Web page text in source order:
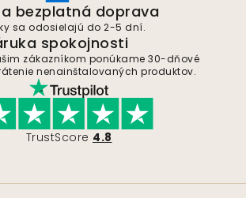
a bezplatná doprava
sa odosielajú do 2-5 dní.
spokojnosti
zákazníkom ponúkame 30-dňové
nenainštalovaných produktov.
TrustScore 4.8